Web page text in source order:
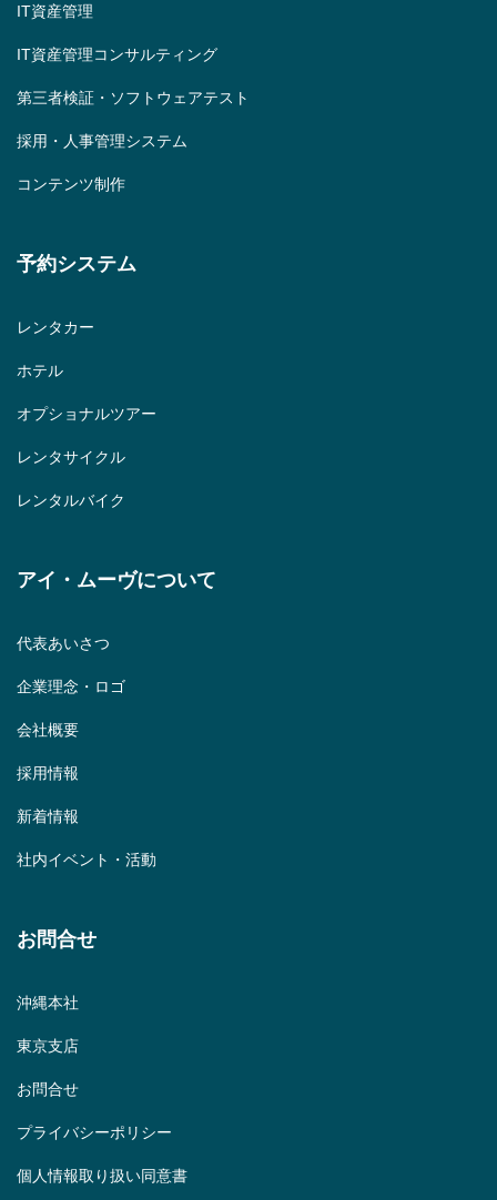
IT資産管理
IT資産管理コンサルティング
第三者検証・ソフトウェアテスト
採用・人事管理システム
コンテンツ制作
予約システム
レンタカー
ホテル
オプショナルツアー
レンタサイクル
レンタルバイク
アイ・ムーヴについて
代表あいさつ
企業理念・ロゴ
会社概要
採用情報
新着情報
社内イベント・活動
お問合せ
沖縄本社
東京支店
お問合せ
プライバシーポリシー
個人情報取り扱い同意書